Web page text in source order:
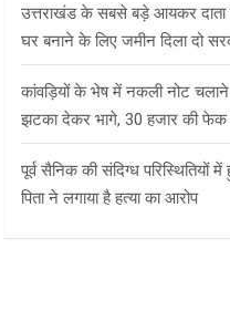
उत्तराखंड के सबसे बड़े आयकर दाता
घर बनाने के लिए जमीन दिला दो
कांवड़ियों के भेष में नकली नोट चलाने
झटका देकर भागे, 30 हजार की फेक
पूर्व सैनिक की संदिग्ध परिस्थितियों
पिता ने लगाया है हत्या का आरोप